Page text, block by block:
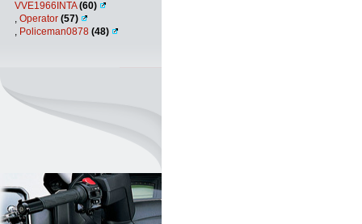
VVE1966INTA(60)
Operator (57)
Policeman0878 (48)